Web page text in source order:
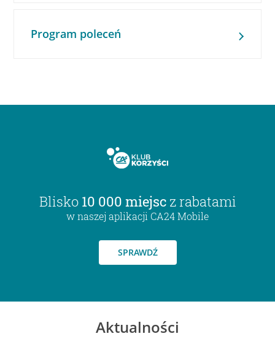
Program poleceń
Blisko 10 000 miejsc z rabatami
w naszej aplikacji CA24 Mobile
SPRAWDŹ
Aktualności